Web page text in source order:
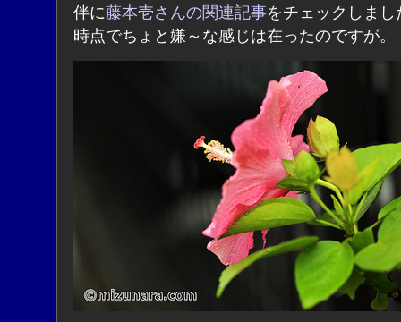
伴に藤本壱さんの関連記事をチェックしまし
時点でちょと嫌～な感じは在ったのですが。